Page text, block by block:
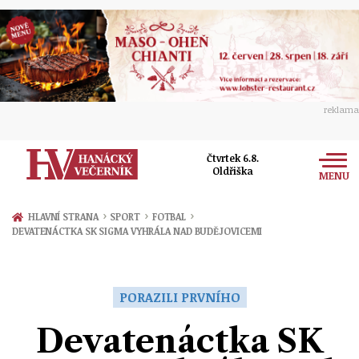
reklama
Čtvrtek 6.8.
Oldřiška
MENU
Zprávy
Přerov
Ekonomika
Ženy
Sport
HLAVNÍ STRANA › SPORT › FOTBAL ›
DEVATENÁCTKA SK SIGMA VYHRÁLA NAD BUDĚJOVICEMI
PORAZILI PRVNÍHO
Devatenáctka SK